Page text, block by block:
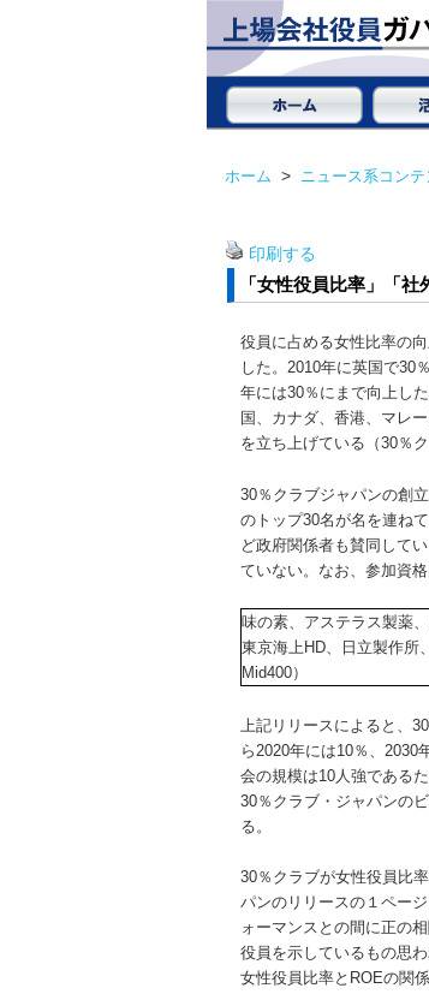
ホーム > ニュース系コンテ
印刷する
「女性役員比率」「
役員に占める女性比率の
した。2010年に英国で30
年には30％にまで向上し
国、カナダ、香港、マレ
を立ち上げている（30％
30％クラブジャパンの創
のトップ30名が名を連ね
ど政府関係者も賛同して
ていない。なお、参加資
味の素、アステラス製薬
東京海上HD、日立製作所
Mid400）
上記リリースによると、
ら2020年には10％、
会の規模は10人強である
30％クラブ・ジャパンの
る。
30％クラブが女性役員比
パンのリリースの１ペー
ォーマンスとの間に正の
役員を示しているもの思
女性役員比率とROEの関